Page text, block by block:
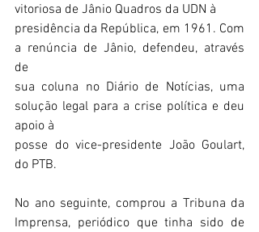
vitoriosa de Jânio Quadros da UDN à
presidência da República, em 1961. Com
a renúncia de Jânio, defendeu, através
de
sua coluna no Diário de Notícias, uma
solução legal para a crise política e deu
apoio à
posse do vice-presidente João Goulart,
do PTB.
No ano seguinte, comprou a Tribuna da
Imprensa, periódico que tinha sido de